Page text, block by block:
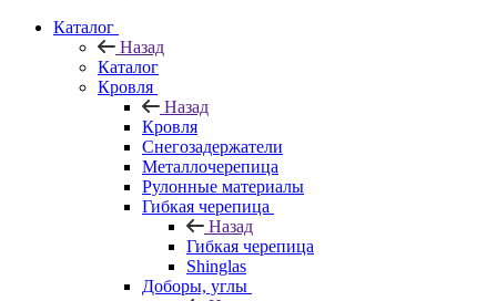
Каталог
Назад
Каталог
Кровля
Назад
Кровля
Снегозадержатели
Металлочерепица
Рулонные материалы
Гибкая черепица
Назад
Гибкая черепица
Shinglas
Доборы, углы